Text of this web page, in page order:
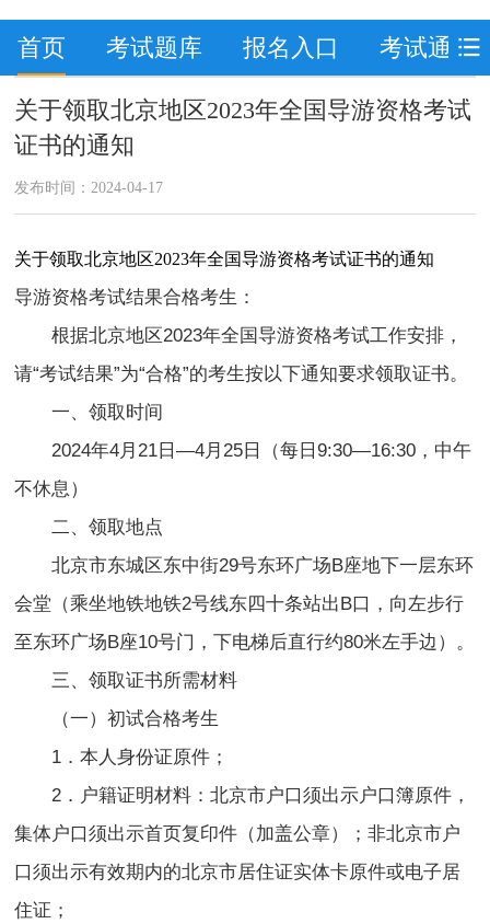
首页 考试题库 报名入口 考试通知
关于领取北京地区2023年全国导游资格考试
证书的通知
发布时间：2024-04-17
关于领取北京地区2023年全国导游资格考试证书的通知
导游资格考试结果合格考生：
根据北京地区2023年全国导游资格考试工作安排，
请“考试结果”为“合格”的考生按以下通知要求领取证书。
一、领取时间
2024年4月21日—4月25日（每日9:30—16:30，中午
不休息）
二、领取地点
北京市东城区东中街29号东环广场B座地下一层东环
会堂（乘坐地铁地铁2号线东四十条站出B口，向左步行
至东环广场B座10号门，下电梯后直行约80米左手边）。
三、领取证书所需材料
（一）初试合格考生
1．本人身份证原件；
2．户籍证明材料：北京市户口须出示户口簿原件，
集体户口须出示首页复印件（加盖公章）；非北京市户
口须出示有效期内的北京市居住证实体卡原件或电子居
住证；